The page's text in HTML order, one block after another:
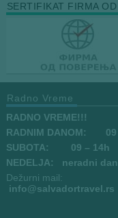
SERTIFIKAT FIRMA
Radno Vreme
RADNO VREME!!!
RADNIM DANOM:
09
SUBOTA: 09 – 14h
NEDELJA: neradni dan
Dežurni mail:
info@salvadortravel.rs